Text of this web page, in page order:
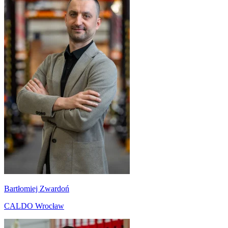
Bartłomiej Zwardoń
CALDO Wrocław